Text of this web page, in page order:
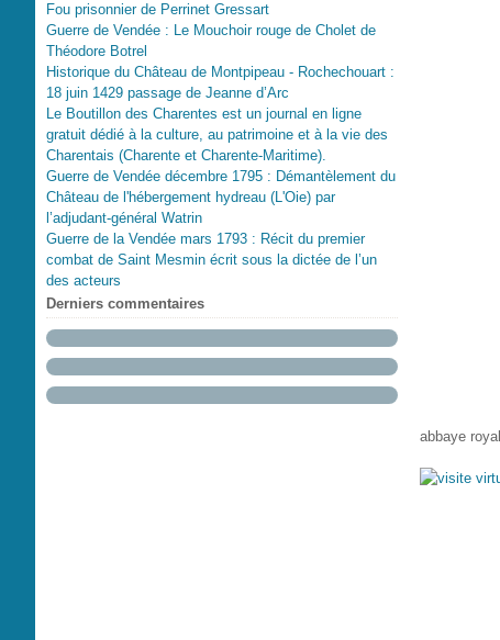
Fou prisonnier de Perrinet Gressart
Guerre de Vendée : Le Mouchoir rouge de Cholet de
Théodore Botrel
Historique du Château de Montpipeau - Rochechouart :
18 juin 1429 passage de Jeanne d’Arc
Le Boutillon des Charentes est un journal en ligne
gratuit dédié à la culture, au patrimoine et à la vie des
Charentais (Charente et Charente-Maritime).
Guerre de Vendée décembre 1795 : Démantèlement du
Château de l'hébergement hydreau (L'Oie) par
l’adjudant-général Watrin
Guerre de la Vendée mars 1793 : Récit du premier
combat de Saint Mesmin écrit sous la dictée de l’un
des acteurs
Derniers commentaires
abbaye